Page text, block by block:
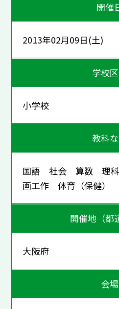
開催
2013年02月09日(土)
学校
小学校
教科
国語 社会 算数 理
画工作 体育（保健
開催地（都
大阪府
会場